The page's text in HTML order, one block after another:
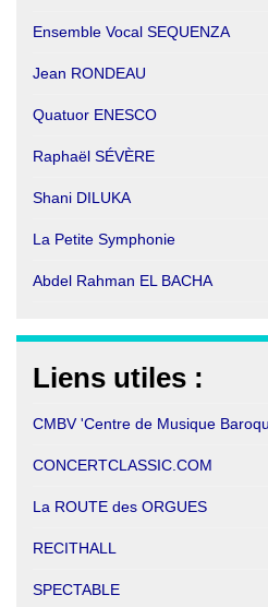
Ensemble Vocal SEQUENZA
Jean RONDEAU
Quatuor ENESCO
Raphaël SÉVÈRE
Shani DILUKA
La Petite Symphonie
Abdel Rahman EL BACHA
Liens utiles :
CMBV 'Centre de Musique
CONCERTCLASSIC.COM
La ROUTE des ORGUES
RECITHALL
SPECTABLE